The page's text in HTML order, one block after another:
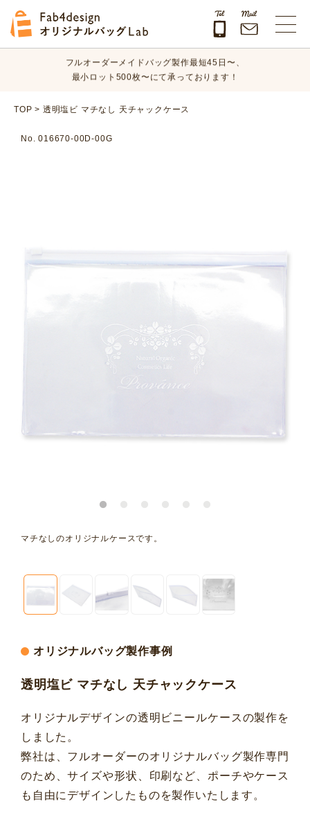
オリジナルバッグのデザイン、素材、数量、納期など、
まずはお気軽にご相談ください！
フルオーダーメイドバッグ製作最短45日〜、
最小ロット500枚〜にて承っております！
オリジナルバッグのデザイン、素材、数量、納期など、
TOP > 透明塩ビ マチなし 天チャックケース
No. 016670-00D-00G
マチなしのオリジナルケースです。
オリジナルバッグ製作事例
透明塩ビ マチなし 天チャックケース
オリジナルデザインの透明ビニールケースの製作を
しました。
弊社は、フルオーダーのオリジナルバッグ製作専門
のため、サイズや形状、印刷など、ポーチやケース
も自由にデザインしたものを製作いたします。